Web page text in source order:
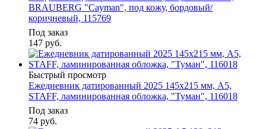
BRAUBERG "Cayman", под кожу, бордовый/
коричневый, 115769
Под заказ
147 руб.
Быстрый просмотр
Ежедневник датированный 2025 145х215 мм, А5,
STAFF, ламинированная обложка, "Туман", 116018
Под заказ
74 руб.